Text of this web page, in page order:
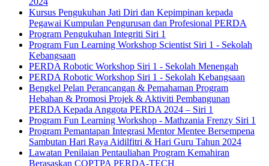
Kursus Pengukuhan Jati Diri dan Kepimpinan kepada
Pegawai Kumpulan Pengurusan dan Profesional PERDA
Program Pengukuhan Integriti Siri 1
Program Fun Learning Workshop Scientist Siri 1 - Sekolah
Kebangsaan
PERDA Robotic Workshop Siri 1 - Sekolah Menengah
PERDA Robotic Workshop Siri 1 - Sekolah Kebangsaan
Bengkel Pelan Perancangan & Pemahaman Program
Hebahan & Promosi Projek & Aktiviti Pembangunan
PERDA Kepada Anggota PERDA 2024 – Siri 1
Program Fun Learning Workshop - Mathzania Frenzy Siri 1
Program Pemantapan Integrasi Mentor Mentee Bersempena
Sambutan Hari Raya Aidilfitri & Hari Guru Tahun 2024
Lawatan Penilaian Pentauliahan Program Kemahiran
Berasaskan COPTPA PERDA-TECH